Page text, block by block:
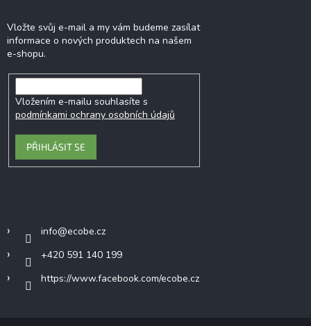
Vložte svůj e-mail a my vám budeme zasílat
informace o nových produktech na našem
e-shopu.
Vložením e-mailu souhlasíte s
podmínkami ochrany osobních údajů
PŘIHLÁSIT SE
info@ecobe.cz
+420 591 140 199
https://www.facebook.com/ecobe.cz